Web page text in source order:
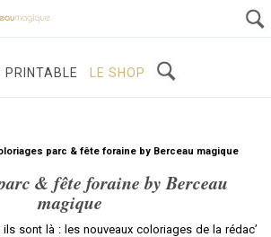
BÉBÉS / ENFANTS
PRINTABLE LE SHOP
parc & fête foraine by Berceau magique
& fête foraine by Berceau
magique
sont là : les nouveaux coloriages de la rédac’